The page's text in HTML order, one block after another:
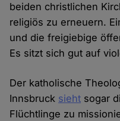
beiden christlichen
religiös zu erneuern.
und die freigiebige
Es sitzt sich gut auf
Der katholische
Innsbruck sieht sogar
Flüchtlinge zu